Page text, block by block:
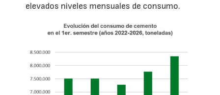
elevados niveles mensuales de consumo.